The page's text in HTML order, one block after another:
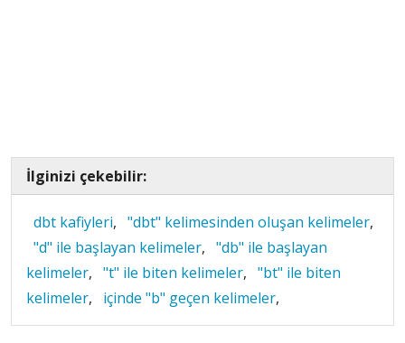
İlginizi çekebilir:
dbt kafiyleri, "dbt" kelimesinden oluşan kelimeler,
"d" ile başlayan kelimeler, "db" ile başlayan
kelimeler, "t" ile biten kelimeler, "bt" ile biten
kelimeler, içinde "b" geçen kelimeler,